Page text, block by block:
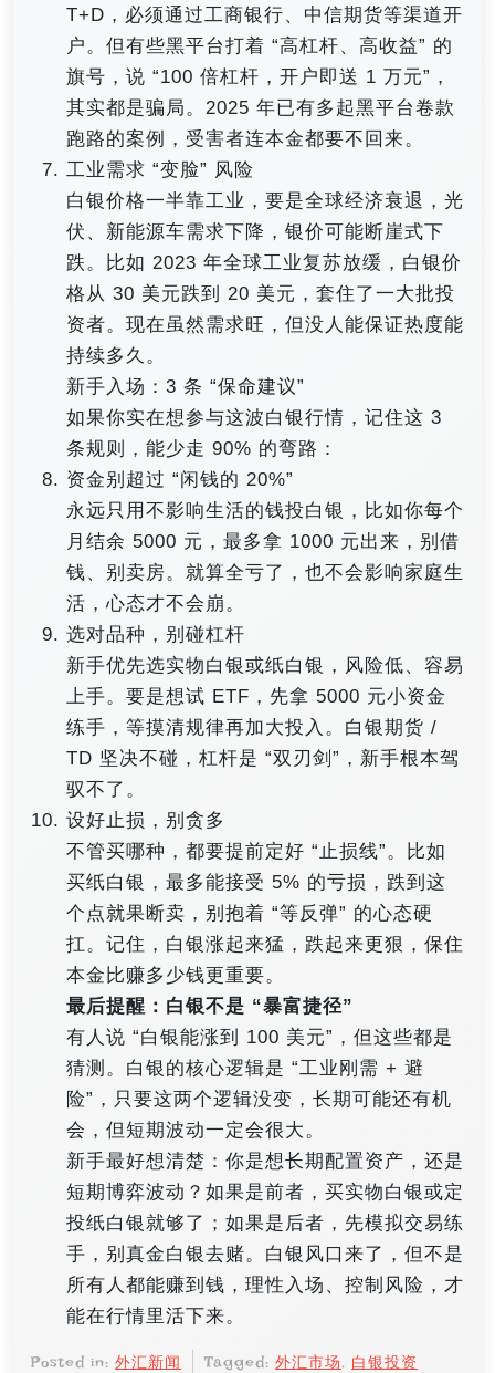
T+D，必须通过工商银行、中信期货等渠道开
户。但有些黑平台打着 “高杠杆、高收益” 的
旗号，说 “100 倍杠杆，开户即送 1 万元”，
其实都是骗局。2025 年已有多起黑平台卷款
跑路的案例，受害者连本金都要不回来。
工业需求 “变脸” 风险
白银价格一半靠工业，要是全球经济衰退，光
伏、新能源车需求下降，银价可能断崖式下
跌。比如 2023 年全球工业复苏放缓，白银价
格从 30 美元跌到 20 美元，套住了一大批投
资者。现在虽然需求旺，但没人能保证热度能
持续多久。
新手入场：3 条 “保命建议”
如果你实在想参与这波白银行情，记住这 3
条规则，能少走 90% 的弯路：
资金别超过 “闲钱的 20%”
永远只用不影响生活的钱投白银，比如你每个
月结余 5000 元，最多拿 1000 元出来，别借
钱、别卖房。就算全亏了，也不会影响家庭生
活，心态才不会崩。
选对品种，别碰杠杆
新手优先选实物白银或纸白银，风险低、容易
上手。要是想试 ETF，先拿 5000 元小资金
练手，等摸清规律再加大投入。白银期货 /
TD 坚决不碰，杠杆是 “双刃剑”，新手根本驾
驭不了。
设好止损，别贪多
不管买哪种，都要提前定好 “止损线”。比如
买纸白银，最多能接受 5% 的亏损，跌到这
个点就果断卖，别抱着 “等反弹” 的心态硬
扛。记住，白银涨起来猛，跌起来更狠，保住
本金比赚多少钱更重要。
最后提醒：白银不是 “暴富捷径”
有人说 “白银能涨到 100 美元”，但这些都是
猜测。白银的核心逻辑是 “工业刚需 + 避
险”，只要这两个逻辑没变，长期可能还有机
会，但短期波动一定会很大。
新手最好想清楚：你是想长期配置资产，还是
短期博弈波动？如果是前者，买实物白银或定
投纸白银就够了；如果是后者，先模拟交易练
手，别真金白银去赌。白银风口来了，但不是
所有人都能赚到钱，理性入场、控制风险，才
能在行情里活下来。
Posted in: 外汇新闻 Tagged: 外汇市场, 白银投资